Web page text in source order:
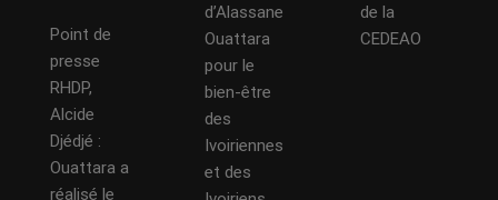
Point de
presse
RHDP,
Alcide
Djédjé :
Ouattara a
réalisé le
d’Alassane
Ouattara
pour le
bien-être
des
Ivoiriennes
et des
de la
CEDEAO